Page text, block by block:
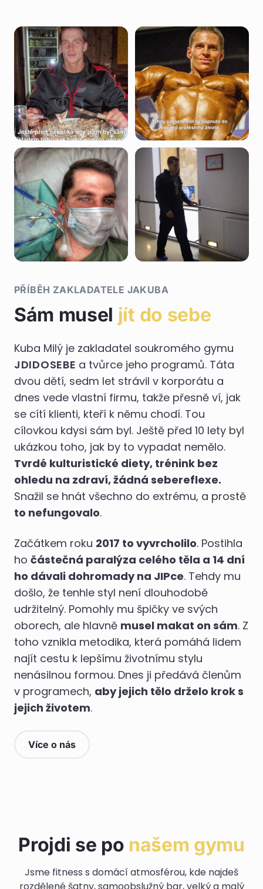
PŘÍBĚH ZAKLADATELE JAKUBA
Sám musel jít do sebe
Kuba Milý je zakladatel soukromého gymu
JDIDOSEBE a tvůrce jeho programů. Táta
dvou dětí, sedm let strávil v korporátu a
dnes vede vlastní firmu, takže přesně ví, jak
se cítí klienti, kteří k němu chodí. Tou
cílovkou kdysi sám byl. Ještě před 10 lety byl
ukázkou toho, jak by to vypadat nemělo.
Tvrdé kulturistické diety, trénink bez
ohledu na zdraví, žádná sebereflexe.
Snažil se hnát všechno do extrému, a prostě
to nefungovalo.
Začátkem roku 2017 to vyvrcholilo. Postihla
ho částečná paralýza celého těla a 14 dní
ho dávali dohromady na JIPce. Tehdy mu
došlo, že tenhle styl není dlouhodobě
udržitelný. Pomohly mu špičky ve svých
oborech, ale hlavně musel makat on sám. Z
toho vznikla metodika, která pomáhá lidem
najít cestu k lepšímu životnímu stylu
nenásilnou formou. Dnes ji předává členům
v programech, aby jejich tělo drželo krok s
jejich životem.
Více o nás
Projdi se po našem gymu
Jsme fitness s domácí atmosférou, kde najdeš